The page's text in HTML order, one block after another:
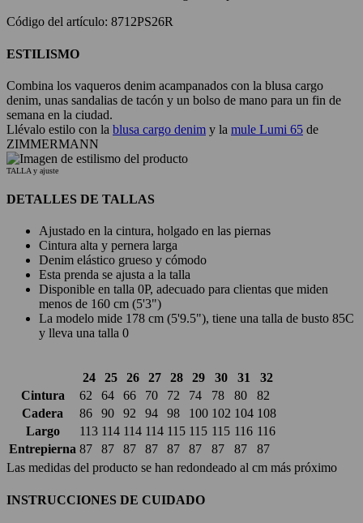
Código del artículo: 8712PS26R
ESTILISMO
Combina los vaqueros denim acampanados con la blusa cargo
denim, unas sandalias de tacón y un bolso de mano para un fin de
semana en la ciudad.
Llévalo estilo con la blusa cargo denim y la mule Lumi 65 de
ZIMMERMANN
TALLA y ajuste
DETALLES DE TALLAS
Ajustado en la cintura, holgado en las piernas
Cintura alta y pernera larga
Denim elástico grueso y cómodo
Esta prenda se ajusta a la talla
Disponible en talla 0P, adecuado para clientas que miden
menos de 160 cm (5'3")
La modelo mide 178 cm (5'9.5"), tiene una talla de busto 85C
y lleva una talla 0
24 25 26 27 28 29 30 31
32
Cintura
62 64 66 70 72 74 78 80
82
Cadera
86 90 92 94 98 100 102 104 108
Largo
113 114 114 114 115 115 115 116 116
Entrepierna 87 87 87 87 87 87 87 87
87
Las medidas del producto se han redondeado al cm más próximo
INSTRUCCIONES DE CUIDADO